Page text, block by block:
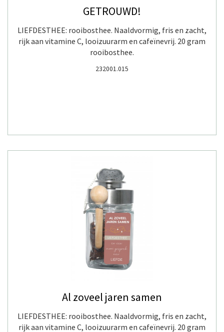
GETROUWD!
LIEFDESTHEE: rooibosthee. Naaldvormig, fris en zacht,
rijk aan vitamine C, looizuurarm en cafeïnevrij. 20 gram
rooibosthee.
232001.015
Al zoveel jaren samen
LIEFDESTHEE: rooibosthee. Naaldvormig, fris en zacht,
rijk aan vitamine C, looizuurarm en cafeïnevrij. 20 gram